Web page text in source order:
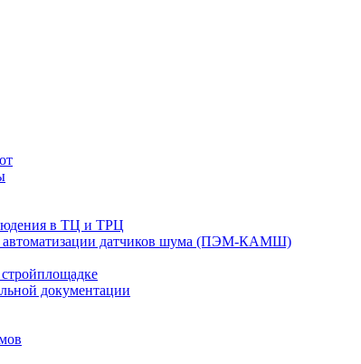
в ТЦ и ТРЦ
автоматизации датчиков шума (ПЭМ-КАМШ)
документации